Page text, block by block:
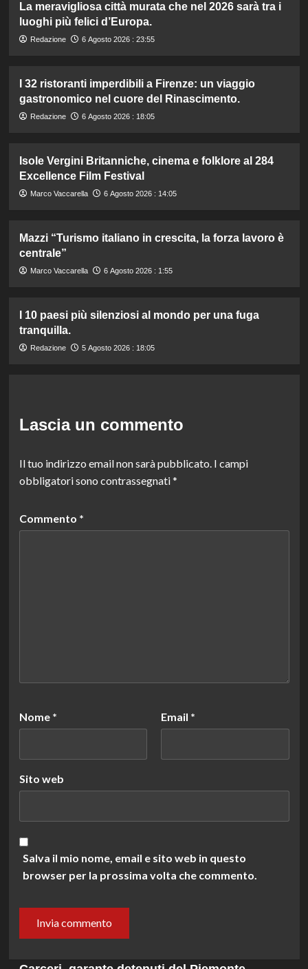
La meravigliosa città murata che nel 2026 sarà tra i
luoghi più felici d’Europa.
Redazione 6 Agosto 2026 : 23:55
I 32 ristoranti imperdibili a Firenze: un viaggio
gastronomico nel cuore del Rinascimento.
Redazione 6 Agosto 2026 : 18:05
Isole Vergini Britanniche, cinema e folklore al 284
Excellence Film Festival
Marco Vaccarella 6 Agosto 2026 : 14:05
Mazzi “Turismo italiano in crescita, la forza lavoro è
centrale”
Marco Vaccarella 6 Agosto 2026 : 1:55
I 10 paesi più silenziosi al mondo per una fuga
tranquilla.
Redazione 5 Agosto 2026 : 18:05
Lascia un commento
Il tuo indirizzo email non sarà pubblicato. I campi
obbligatori sono contrassegnati*
Commento *
Nome * Email *
Sito web
Salva il mio nome, email e sito web in questo
browser per la prossima volta che commento.